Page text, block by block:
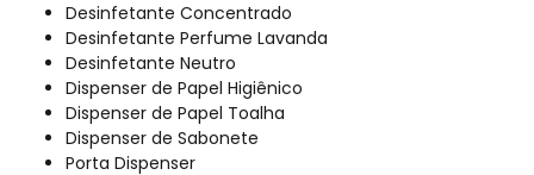
Desinfetante Concentrado
Desinfetante Perfume Lavanda
Desinfetante Neutro
Dispenser de Papel Higiênico
Dispenser de Papel Toalha
Dispenser de Sabonete
Porta Dispenser